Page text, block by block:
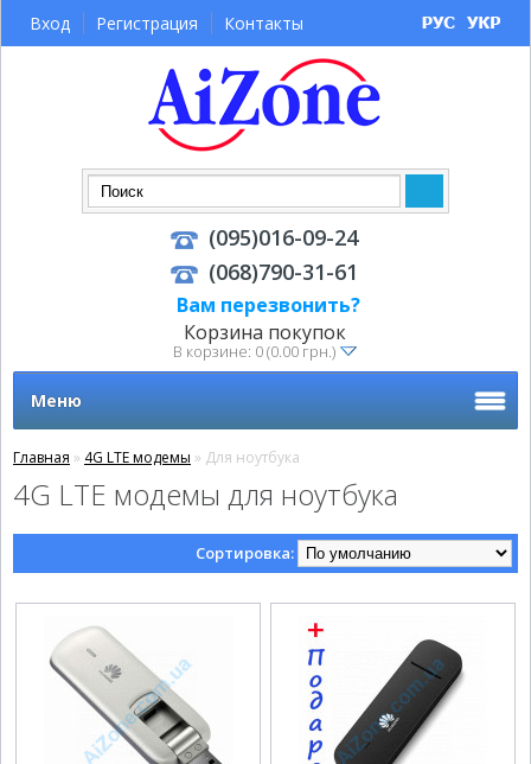
Корзина покупок
В корзине: 0 (0.00 грн.)
(095)016-09-24
(068)790-31-61
Вам перезвонить?
Вход Регистрация Контакты
Меню
Главная » 4G LTE модемы » Для ноутбука
4G LTE модемы для ноутбука
Сортировка: